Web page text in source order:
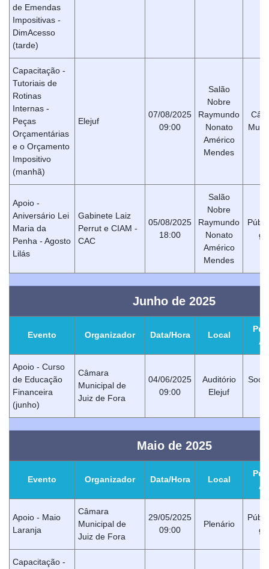
de Emendas
Impositivas -
DimAcesso
(tarde)
Capacitação -
Tutoriais de
Rotinas
Internas -
Peças
Orçamentárias
e o Orçamento
Impositivo
(manhã)
Elejuf
07/08/2025
09:00
Salão
Nobre
Raymundo
Nonato
Américo
Mendes
Apoio -
Aniversário Lei
Maria da
Penha - Agosto
Lilás
Gabinete Laiz
Perrut e CIAM -
CAC
05/08/2025
18:00
Salão
Nobre
Raymundo
Nonato
Américo
Mendes
Junho de 2025
Evento Organizador Data/Hora Local
Apoio - Curso
de Educação
Financeira
(junho)
Câmara
Municipal de
Juiz de Fora
04/06/2025
09:00
Auditório
Elejuf
Maio de 2025
Evento Organizador Data/Hora Local
Apoio - Maio
Laranja
Câmara
Municipal de
Juiz de Fora
29/05/2025
09:00
Plenário
Capacitação -